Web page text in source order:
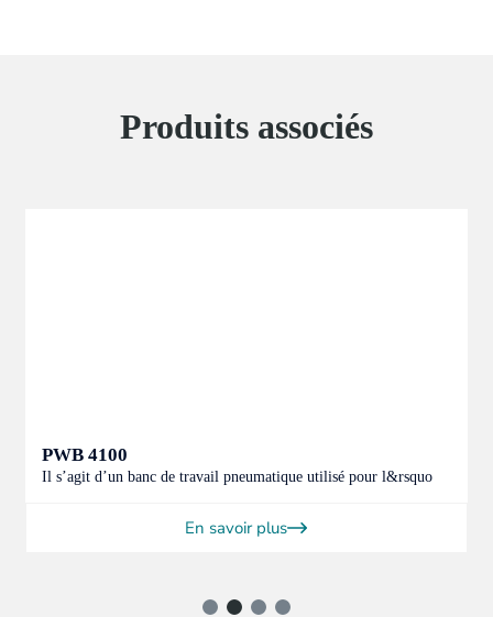
Produits associés
PWB 4100
Il s’agit d’un banc de travail pneumatique utilisé pour l&rsquo
En savoir plus